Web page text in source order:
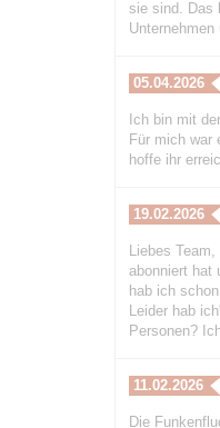
sie sind. Das
05.04.2026
Ich bin mit
Für mich war
hoffe ihr
19.02.2026
Liebes
abonniert hat
hab ich
Leider hab
Personen?
11.02.2026
Die